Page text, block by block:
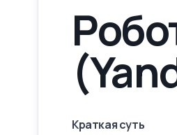
Краткая суть